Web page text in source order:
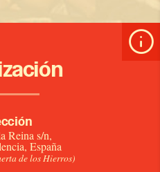
Reina s/n,
España
de los Hierros)